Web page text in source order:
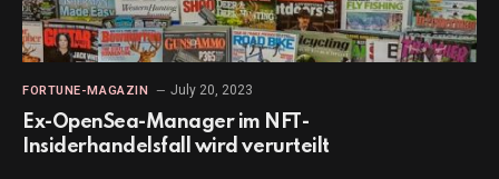
FORTUNE-MAGAZIN July 20, 2023
Ex-OpenSea-Manager im NFT-
Insiderhandelsfall wird verurteilt